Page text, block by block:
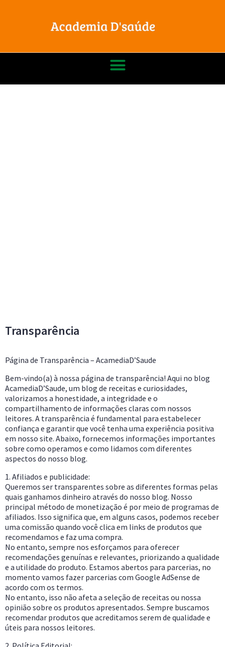
Transparência
Página de Transparência – AcamediaD’Saude
Bem-vindo(a) à nossa página de transparência! Aqui no blog
AcamediaD’Saude, um blog de receitas e curiosidades,
valorizamos a honestidade, a integridade e o
compartilhamento de informações claras com nossos
leitores. A transparência é fundamental para estabelecer
confiança e garantir que você tenha uma experiência positiva
em nosso site. Abaixo, fornecemos informações importantes
sobre como operamos e como lidamos com diferentes
aspectos do nosso blog.
1. Afiliados e publicidade:
Queremos ser transparentes sobre as diferentes formas pelas
quais ganhamos dinheiro através do nosso blog. Nosso
principal método de monetização é por meio de programas de
afiliados. Isso significa que, em alguns casos, podemos receber
uma comissão quando você clica em links de produtos que
recomendamos e faz uma compra.
No entanto, sempre nos esforçamos para oferecer
recomendações genuínas e relevantes, priorizando a qualidade
e a utilidade do produto. Estamos abertos para parcerias, no
momento vamos fazer parcerias com Google AdSense de
acordo com os termos.
No entanto, isso não afeta a seleção de receitas ou nossa
opinião sobre os produtos apresentados. Sempre buscamos
recomendar produtos que acreditamos serem de qualidade e
úteis para nossos leitores.